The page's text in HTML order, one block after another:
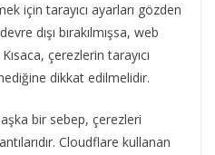
için tarayıcı ayarları gözden
dışı bırakılmışsa, web
çerezlerin tarayıcı
dikkat edilmelidir.
bir sebep, çerezleri
Cloudflare kullanan